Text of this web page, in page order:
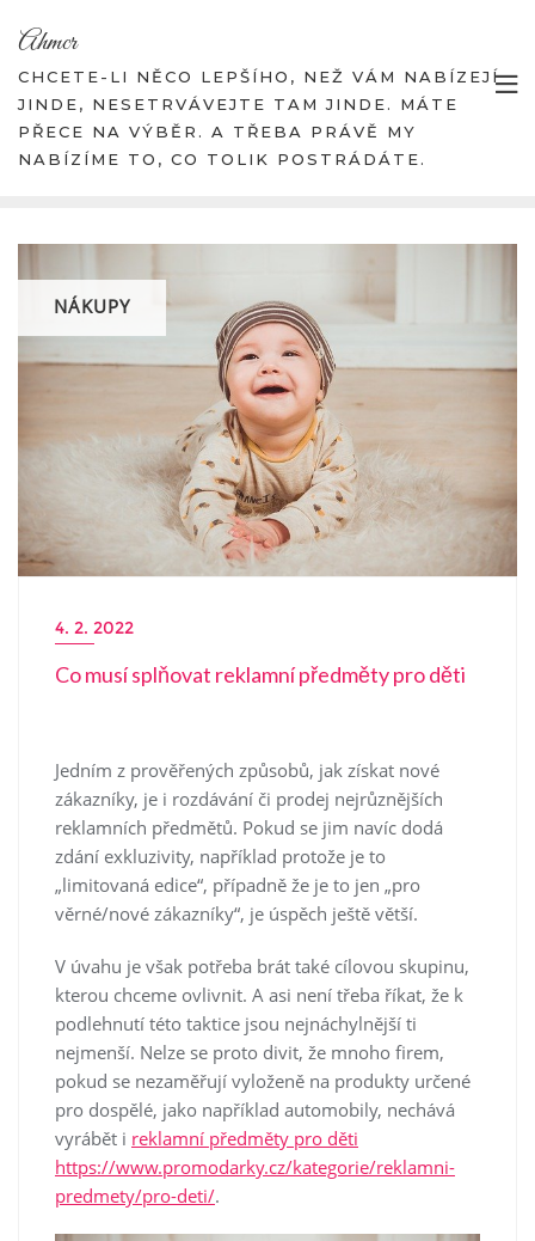
content
Ahmcr
CHCETE-LI NĚCO LEPŠÍHO, NEŽ VÁM NABÍZEJÍ
JINDE, NESETRVÁVEJTE TAM JINDE. MÁTE
PŘECE NA VÝBĚR. A TŘEBA PRÁVĚ MY
NABÍZÍME TO, CO TOLIK POSTRÁDÁTE.
NÁKUPY
4. 2. 2022
Co musí splňovat reklamní předměty pro děti
Jedním z prověřených způsobů, jak získat nové
zákazníky, je i rozdávání či prodej nejrůznějších
reklamních předmětů. Pokud se jim navíc dodá
zdání exkluzivity, například protože je to
„limitovaná edice“, případně že je to jen „pro
věrné/nové zákazníky“, je úspěch ještě větší.
V úvahu je však potřeba brát také cílovou skupinu,
kterou chceme ovlivnit. A asi není třeba říkat, že k
podlehnutí této taktice jsou nejnáchylnější ti
nejmenší. Nelze se proto divit, že mnoho firem,
pokud se nezaměřují vyloženě na produkty určené
pro dospělé, jako například automobily, nechává
vyrábět i reklamní předměty pro děti
https://www.promodarky.cz/kategorie/reklamni-
predmety/pro-deti/.